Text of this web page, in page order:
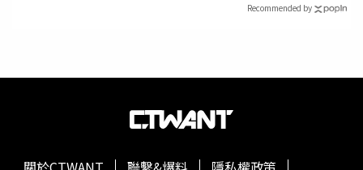
Recommended by